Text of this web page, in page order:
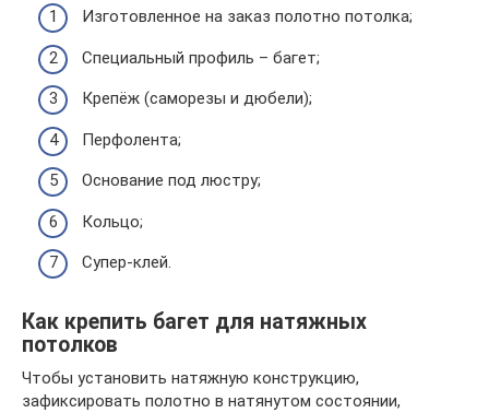
Изготовленное на заказ полотно потолка;
Специальный профиль – багет;
Крепёж (саморезы и дюбели);
Перфолента;
Основание под люстру;
Кольцо;
Супер-клей.
Как крепить багет для натяжных
потолков
Чтобы установить натяжную конструкцию,
зафиксировать полотно в натянутом состоянии,